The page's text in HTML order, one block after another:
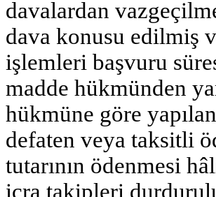
davalardan
dava konusu edilmiş
işlemleri başvuru
madde hükmünden
hükmüne göre
defaten veya taksitli
tutarının ödenmesi
icra takipleri